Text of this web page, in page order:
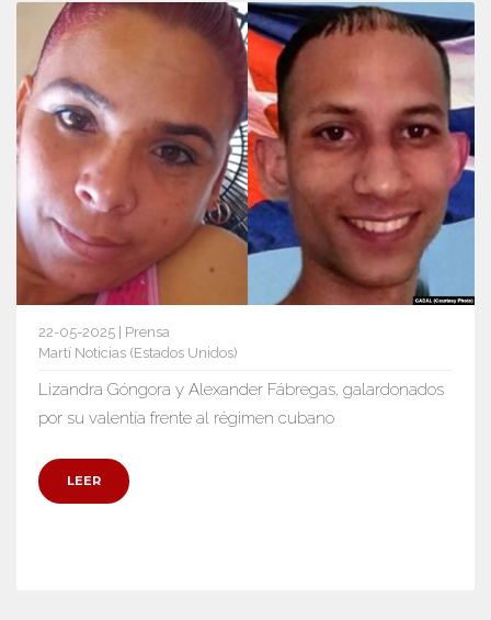
22-05-2025 | Prensa
Martí Noticias (Estados Unidos)
Lizandra Góngora y Alexander Fábregas, galardonados
por su valentía frente al régimen cubano
LEER